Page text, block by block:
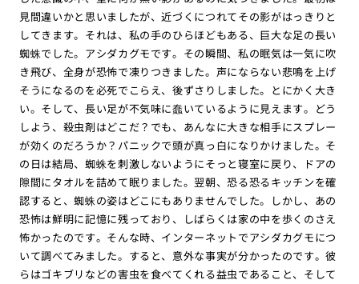
見間違いかと思いましたが、近づくにつれてその影がはっきりと
してきます。それは、私の手のひらほどもある、巨大な足の長い
蜘蛛でした。アシダカグモです。その瞬間、私の眠気は一気に吹
き飛び、全身が恐怖で凍りつきました。声にならない悲鳴を上げ
そうになるのを必死でこらえ、後ずさりしました。とにかく大き
い。そして、長い足が不気味に蠢いているように見えます。どう
しよう、殺虫剤はどこだ？でも、あんなに大きな相手にスプレー
が効くのだろうか？パニックで頭が真っ白になりかけました。そ
の日は結局、蜘蛛を刺激しないようにそっと寝室に戻り、ドアの
隙間にタオルを詰めて眠りました。翌朝、恐る恐るキッチンを確
認すると、蜘蛛の姿はどこにもありませんでした。しかし、あの
恐怖は鮮明に記憶に残っており、しばらくは家の中を歩くのさえ
怖かったのです。そんな時、インターネットでアシダカグモにつ
いて調べてみました。すると、意外な事実が分かったのです。彼
らはゴキブリなどの害虫を食べてくれる益虫であること、そして